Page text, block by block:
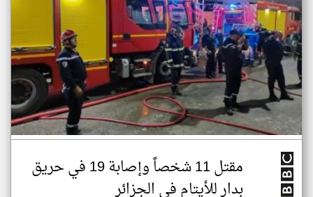
مقتل 11 شخصاً وإصابة 19 في حريق
بدار للأيتام في الجزائر